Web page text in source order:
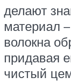
делают
материал
волокна
придавая
чистый